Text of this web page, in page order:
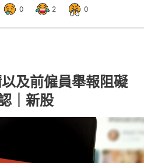
0 2 0
及前僱員舉報阻礙
｜新股